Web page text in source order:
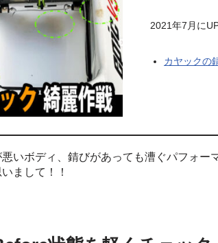
2021年7月に
カヤックの
いボディ、錆びがあっても漕ぐパフォ
まして！！